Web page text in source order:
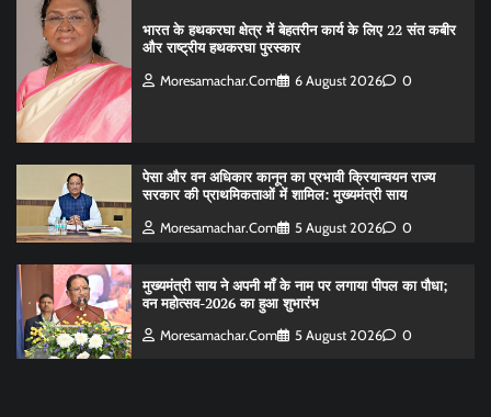
भारत के हथकरघा क्षेत्र में बेहतरीन कार्य के लिए 22 संत कबीर
और राष्ट्रीय हथकरघा पुरस्कार
Moresamachar.com 6 August 2026 0
पेसा और वन अधिकार कानून का प्रभावी क्रियान्वयन राज्य
सरकार की प्राथमिकताओं में शामिल: मुख्यमंत्री साय
Moresamachar.com 5 August 2026 0
मुख्यमंत्री साय ने अपनी माँ के नाम पर लगाया पीपल का पौधा;
वन महोत्सव-2026 का हुआ शुभारंभ
Moresamachar.com 5 August 2026 0